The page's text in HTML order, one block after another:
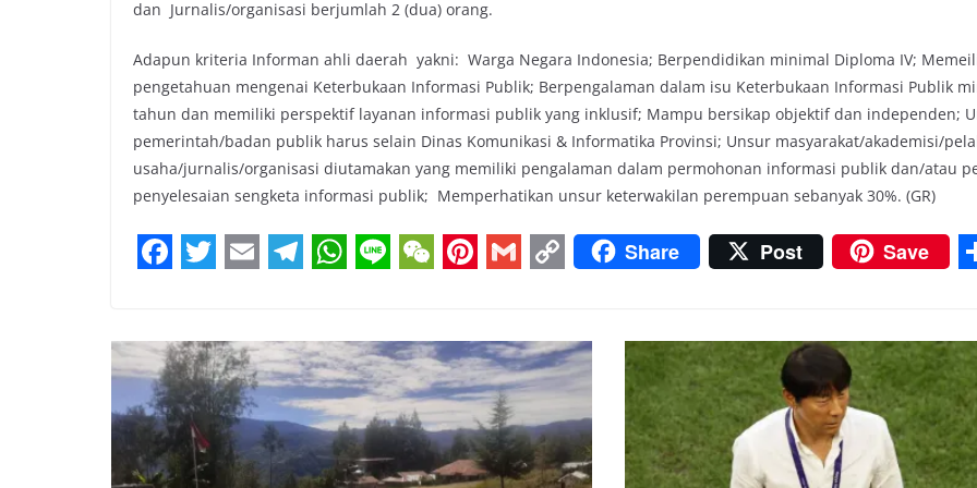
dan Jurnalis/organisasi berjumlah 2 (dua) orang.
Adapun kriteria Informan ahli daerah yakni: Warga Negara Indonesia; Berpendidikan minimal Diploma IV;
pengetahuan mengenai Keterbukaan Informasi Publik; Berpengalaman dalam isu Keterbukaan Informasi Publik
tahun dan memiliki perspektif layanan informasi publik yang inklusif; Mampu bersikap objektif dan independen;
pemerintah/badan publik harus selain Dinas Komunikasi & Informatika Provinsi; Unsur masyarakat/akademisi/
usaha/jurnalis/organisasi diutamakan yang memiliki pengalaman dalam permohonan informasi publik dan/atau
penyelesaian sengketa informasi publik; Memperhatikan unsur keterwakilan perempuan sebanyak 30%. (GR)
c
e
b
o
i
t
t
e
a
i
l
l
e
g
r
a
t
s
A
n
e
C
h
a
t
n
t
e
r
a
i
l
p
y
L
i
Share Post Save
a
r
e